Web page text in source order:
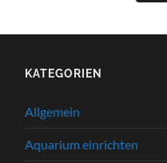
KATEGORIEN
Allgemein
Aquarium einrichten